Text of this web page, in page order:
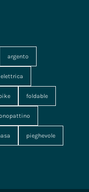
argento
elettrica
foldable
pieghevole